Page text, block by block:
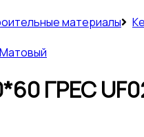
материалы
ГРЕС